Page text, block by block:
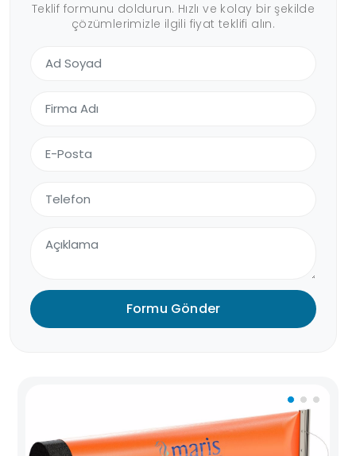
Teklif formunu doldurun. Hızlı ve kolay bir şekilde
çözümlerimizle ilgili fiyat teklifi alın.
Formu Gönder